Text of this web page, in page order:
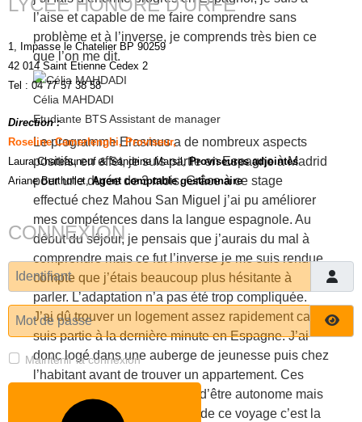
l’aise et capable de me faire comprendre sans
problème et à l’inverse, je comprends très bien ce
que l’on me dit.
Célia MAHDADI
Etudiante BTS Assistant de manager
Le programme Erasmus a de nombreux aspects
positifs, en effet, je suis partie en Espagne à Madrid
pour une durée de 3 mois. Grâce à ce stage
effectué chez Mahou San Miguel j’ai pu améliorer
mes compétences dans la langue espagnole. Au
début du séjour, je pensais que j’aurais du mal à
comprendre mais ce fut l’inverse je me suis rendue
compte que j’étais beaucoup plus hésitante à
parler. L’adaptation n’a pas été trop compliquée.
J’ai dû trouver un logement assez rapidement car je
suis partie à la dernière minute en Espagne. J’ai
donc logé dans une auberge de jeunesse puis chez
l’habitant avant de trouver un appartement. Ces
petits imprévus m’ont permis d’être autonome mais
ce qui a été le plus important de ce voyage c’est la
LYCÉE HONORE D'URFÉ
1, Impasse le Chatelier BP 90259
42 014 Saint Etienne Cedex 2
Tel : 04 77 57 38 58
Direction :
Roseline Camerlenghi, Proviseur,
Laura Chateauneuf& Sandrine Marsil,Proviseures adjointes
Ariane Berthollet,Agent comptable gestionnaire
CONNEXION
Identifiant
Mot de passe
Maintenir la connexion